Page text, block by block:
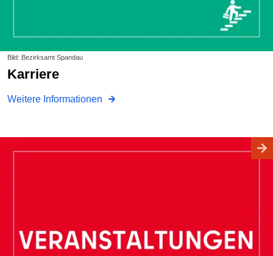
Bild: Bezirksamt Spandau
Karriere
Weitere Informationen